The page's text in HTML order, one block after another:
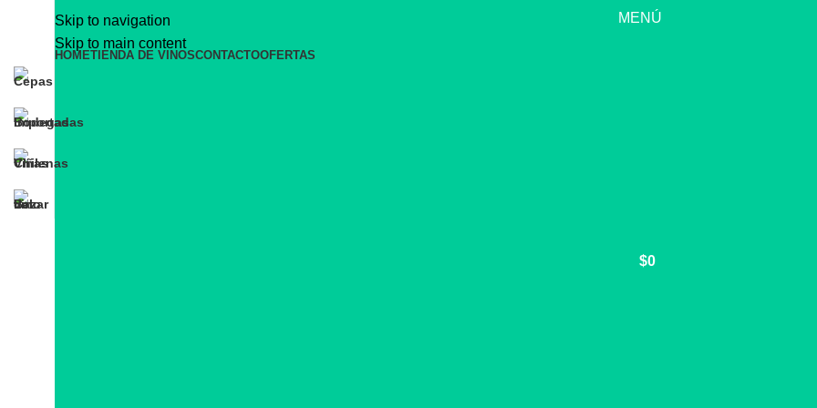
Skip to navigation
Skip to main content
gratis para Santiago, si compras sobre 30mil. 🛒 Prepara tu pack dieciochero
MENÚ
HOMETIENDA DE VINOSCONTACTOOFERTAS
$0